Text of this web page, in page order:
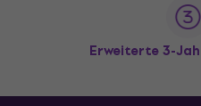
Erweiterte 3-